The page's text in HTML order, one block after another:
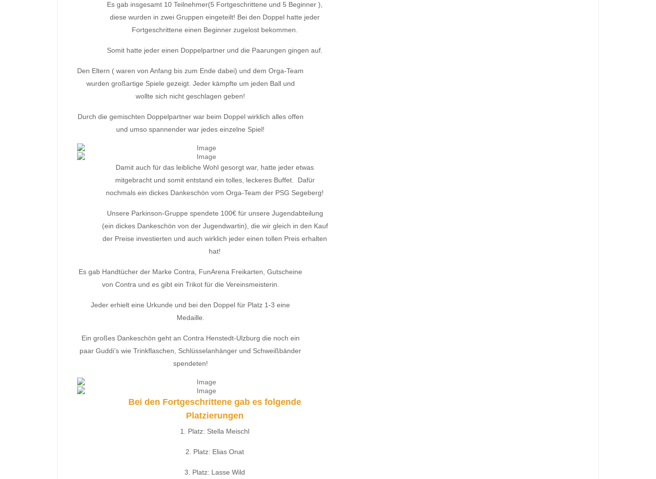
Es gab insgesamt 10 Teilnehmer(5 Fortgeschrittene und 5 Beginner ),
diese wurden in zwei Gruppen eingeteilt! Bei den Doppel hatte jeder
Fortgeschrittene einen Beginner zugelost bekommen.
Somit hatte jeder einen Doppelpartner und die Paarungen gingen auf.
Den Eltern ( waren von Anfang bis zum Ende dabei) und dem Orga-Team
wurden großartige Spiele gezeigt. Jeder kämpfte um jeden Ball und
wollte sich nicht geschlagen geben!
Durch die gemischten Doppelpartner war beim Doppel wirklich alles offen
und umso spannender war jedes einzelne Spiel!
Damit auch für das leibliche Wohl gesorgt war, hatte jeder etwas
mitgebracht und somit entstand ein tolles, leckeres Buffet. Dafür
nochmals ein dickes Dankeschön vom Orga-Team der PSG Segeberg!
Unsere Parkinson-Gruppe spendete 100€ für unsere Jugendabteilung
(ein dickes Dankeschön von der Jugendwartin), die wir gleich in den Kauf
der Preise investierten und auch wirklich jeder einen tollen Preis erhalten
hat!
Es gab Handtücher der Marke Contra, FunArena Freikarten, Gutscheine
von Contra und es gibt ein Trikot für die Vereinsmeisterin.
Jeder erhielt eine Urkunde und bei den Doppel für Platz 1-3 eine
Medaille.
Ein großes Dankeschön geht an Contra Henstedt-Ulzburg die noch ein
paar Guddi’s wie Trinkflaschen, Schlüsselanhänger und Schweißbänder
spendeten!
Bei den Fortgeschrittene gab es folgende
Platzierungen
1. Platz: Stella Meischl
2. Platz: Elias Onat
3. Platz: Lasse Wild